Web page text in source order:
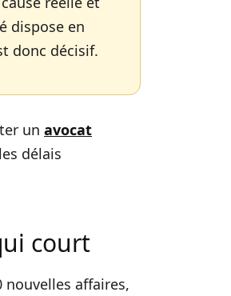
dispose en
donc décisif.
un avocat
délais
court
nouvelles affaires,